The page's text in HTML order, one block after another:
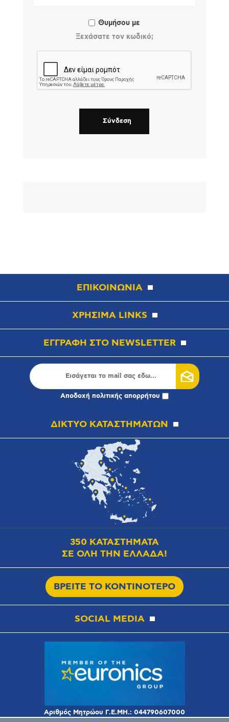
Θυμήσου με
Ξεχάσατε τον κωδικό;
ΕΠΙΚΟΙΝΩΝΙΑ
ΧΡΗΣΙΜΑ LINKS
ΕΓΓΡΑΦΗ ΣΤΟ NEWSLETTER
Αποδοχή πολιτικής απορρήτου
ΔΙΚΤΥΟ ΚΑΤΑΣΤΗΜΑΤΩΝ
350 ΚΑΤΑΣΤΗΜΑΤΑ
ΣΕ ΟΛΗ ΤΗΝ ΕΛΛΑΔΑ!
ΒΡΕΙΤΕ ΤΟ ΚΟΝΤΙΝΟΤΕΡΟ
SOCIAL MEDIA